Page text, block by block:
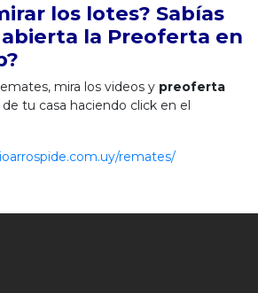
los lotes? Sabías
la Preoferta en
mira los videos y preoferta
tu casa haciendo click en el
remates/